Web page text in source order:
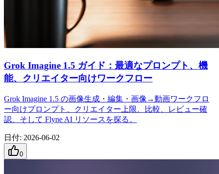
Grok Imagine 1.5 ガイド：最適なプロンプト、機
能、クリエイター向けワークフロー
Grok Imagine 1.5 の画像生成・編集・画像→動画ワークフロ
ー向けプロンプト、クリエイター上限、比較、レビュー確
認、そして Flyne AI リソースを探る。
日付: 2026-06-02
0